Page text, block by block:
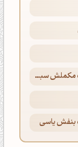
مقایسه رنگ بنفش بادمجانی و رنگ مکملش سبز لیمویی پاستلی
بنفش یاسی